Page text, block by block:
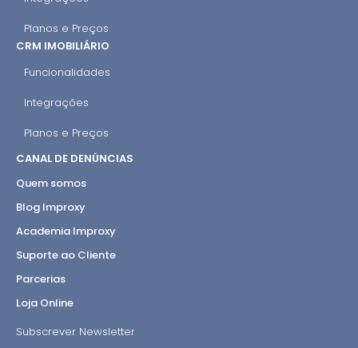
Planos e Preços
CRM IMOBILIÁRIO
Funcionalidades
Integrações
Planos e Preços
CANAL DE DENÚNCIAS
Quem somos
Blog Improxy
Academia Improxy
Suporte ao Cliente
Parcerias
Loja Online
Subscrever Newsletter